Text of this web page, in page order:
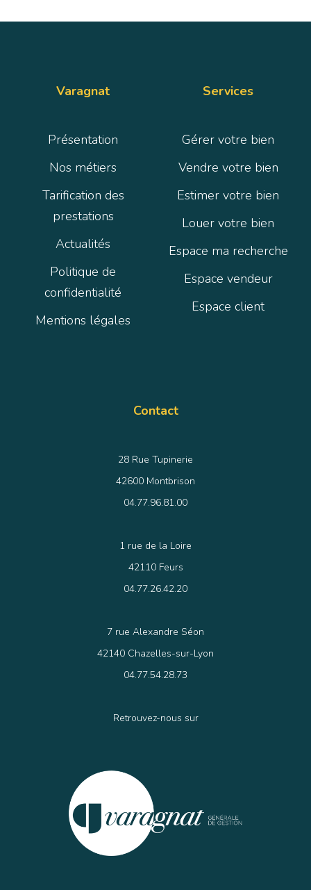
Varagnat
Présentation
Nos métiers
Tarification des
prestations
Actualités
Politique de
confidentialité
Mentions légales
Services
Gérer votre bien
Vendre votre bien
Estimer votre bien
Louer votre bien
Espace ma recherche
Espace vendeur
Espace client
Contact
28 Rue Tupinerie
42600 Montbrison
04.77.96.81.00
1 rue de la Loire
42110 Feurs
04.77.26.42.20
7 rue Alexandre Séon
42140 Chazelles-sur-Lyon
04.77.54.28.73
Retrouvez-nous sur